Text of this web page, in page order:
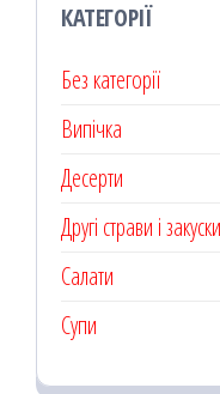
КАТЕГОРІЇ
Без категорії
Випічка
Десерти
Другі страви і закуски
Салати
Супи